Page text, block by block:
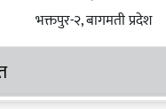
भक्तपुर-२, बागमती प्रदेश